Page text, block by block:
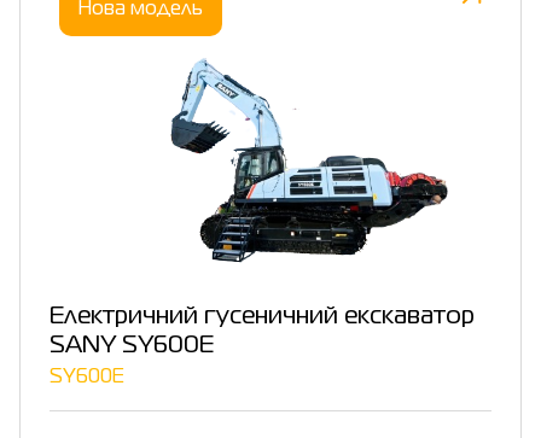
Нова модель
Електричний гусеничний екскаватор
SANY SY600E
SY600E